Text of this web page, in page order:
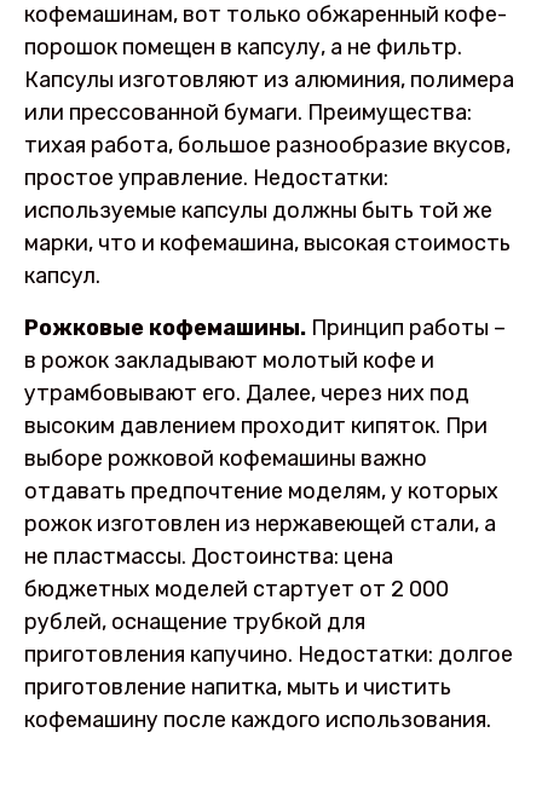
кофемашинам, вот только обжаренный кофе-
порошок помещен в капсулу, а не фильтр.
Капсулы изготовляют из алюминия, полимера
или прессованной бумаги. Преимущества:
тихая работа, большое разнообразие вкусов,
простое управление. Недостатки:
используемые капсулы должны быть той же
марки, что и кофемашина, высокая стоимость
капсул.
Рожковые кофемашины. Принцип работы –
в рожок закладывают молотый кофе и
утрамбовывают его. Далее, через них под
высоким давлением проходит кипяток. При
выборе рожковой кофемашины важно
отдавать предпочтение моделям, у которых
рожок изготовлен из нержавеющей стали, а
не пластмассы. Достоинства: цена
бюджетных моделей стартует от 2 000
рублей, оснащение трубкой для
приготовления капучино. Недостатки: долгое
приготовление напитка, мыть и чистить
кофемашину после каждого использования.